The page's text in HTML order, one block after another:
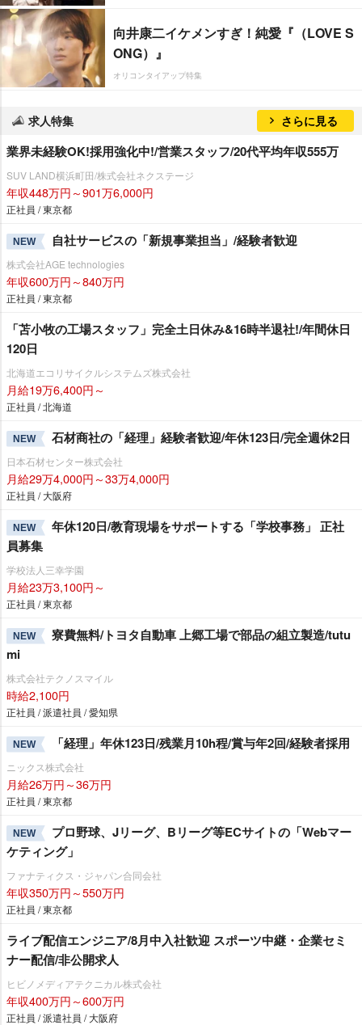
向井康二イケメンすぎ！純愛『（LOVE S
ONG）』
オリコンタイアップ特集
求人特集 さらに見る
業界未経験OK!採用強化中!/営業スタッフ/20代平均年収555万
SUV LAND横浜町田/株式会社ネクステージ
年収448万円～901万6,000円
正社員 / 東京都
NEW 自社サービスの「新規事業担当」/経験者歓迎
株式会社AGE technologies
年収600万円～840万円
正社員 / 東京都
「苫小牧の工場スタッフ」完全土日休み&16時半退社!/年間休日
120日
北海道エコリサイクルシステムズ株式会社
月給19万6,400円～
正社員 / 北海道
NEW 石材商社の「経理」経験者歓迎/年休123日/完全週休2日
日本石材センター株式会社
月給29万4,000円～33万4,000円
正社員 / 大阪府
NEW
年休120日/教育現場をサポートする「学校事務」 正社
員募集
学校法人三幸学園
月給23万3,100円～
正社員 / 東京都
NEW
寮費無料/トヨタ自動車 上郷工場で部品の組立製造/tutu
mi
株式会社テクノスマイル
時給2,100円
正社員 / 派遣社員 / 愛知県
NEW 「経理」年休123日/残業月10h程/賞与年2回/経験者採用
ニックス株式会社
月給26万円～36万円
正社員 / 東京都
NEW
プロ野球、Jリーグ、Bリーグ等ECサイトの「Webマー
ケティング」
ファナティクス・ジャパン合同会社
年収350万円～550万円
正社員 / 東京都
ライブ配信エンジニア/8月中入社歓迎 スポーツ中継・企業セミ
ナー配信/非公開求人
ヒビノメディアテクニカル株式会社
年収400万円～600万円
正社員 / 派遣社員 / 大阪府